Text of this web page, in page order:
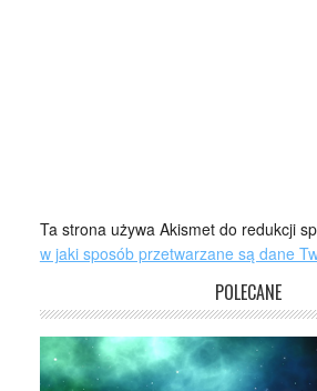
Ta strona używa Akismet do redukcji
w jaki sposób przetwarzane są dane
POLECANE